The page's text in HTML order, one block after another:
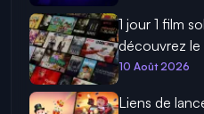
1 jour 1 film
découvrez le
10 Août 2026
Liens de